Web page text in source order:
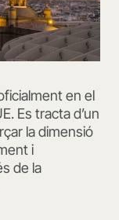
en el
Es tracta d’un
la dimensió
i
de la